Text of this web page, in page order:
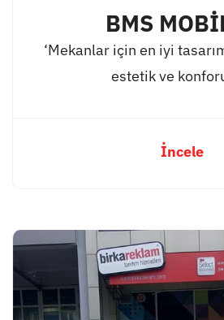
BMS
‘Mekanlar için en iyi
estetik ve
İncele